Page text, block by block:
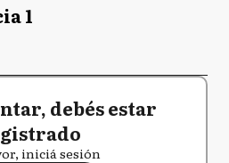
1
debés estar
iniciá sesión